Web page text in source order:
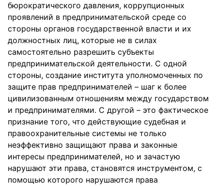
бюрократического давления, коррупционных
проявлений в предпринимательской среде со
стороны органов государственной власти и их
должностных лиц, которые не в силах
самостоятельно разрешить субъекты
предпринимательской деятельности. С одной
стороны, создание института уполномоченных по
защите прав предпринимателей – шаг к более
цивилизованным отношениям между государством
и предпринимателями. С другой – это фактическое
признание того, что действующие судебная и
правоохранительные системы не только
неэффективно защищают права и законные
интересы предпринимателей, но и зачастую
нарушают эти права, становятся инструментом, с
помощью которого нарушаются права